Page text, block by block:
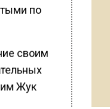
по
своим
Жук